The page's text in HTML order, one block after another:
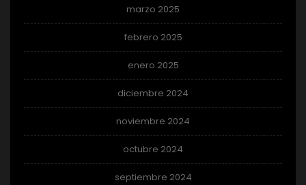
marzo 2025
febrero 2025
enero 2025
diciembre 2024
noviembre 2024
octubre 2024
septiembre 2024